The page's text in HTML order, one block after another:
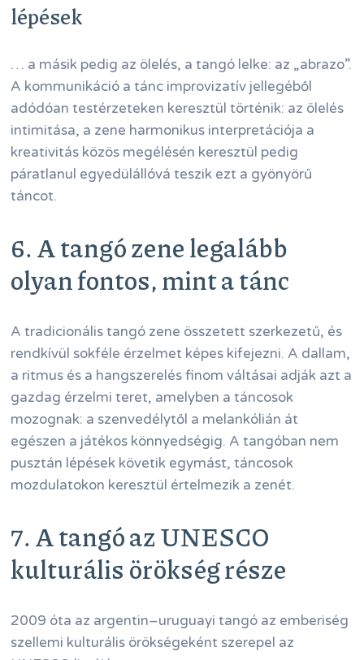
lépések
… a másik pedig az ölelés, a tangó lelke: az „abrazo”.
A kommunikáció a tánc improvizatív jellegéből
adódóan testérzeteken keresztül történik: az ölelés
intimitása, a zene harmonikus interpretációja a
kreativitás közös megélésén keresztül pedig
páratlanul egyedülállóvá teszik ezt a gyönyörű
táncot.
6. A tangó zene legalább
olyan fontos, mint a tánc
A tradicionális tangó zene összetett szerkezetű, és
rendkívül sokféle érzelmet képes kifejezni. A dallam,
a ritmus és a hangszerelés finom váltásai adják azt a
gazdag érzelmi teret, amelyben a táncosok
mozognak: a szenvedélytől a melankólián át
egészen a játékos könnyedségig. A tangóban nem
pusztán lépések követik egymást, táncosok
mozdulatokon keresztül értelmezik a zenét.
7. A tangó az UNESCO
kulturális örökség része
2009 óta az argentin–uruguayi tangó az emberiség
szellemi kulturális örökségeként szerepel az